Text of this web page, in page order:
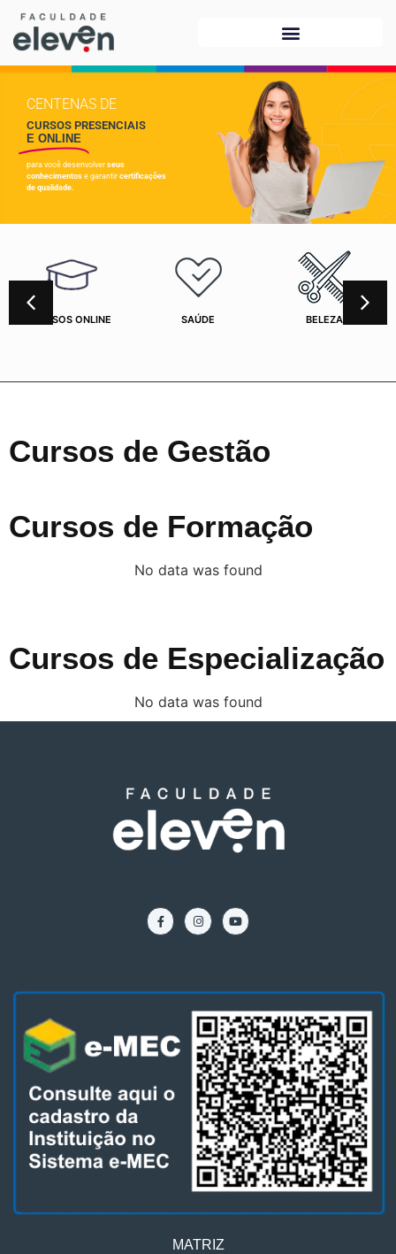
CENTENAS DE
CURSOS PRESENCIAIS
E ONLINE
para você desenvolver seus
conhecimentos e garantir certificações
de qualidade.
CURSOS ONLINE SAÚDE BELEZA
Cursos de Gestão
Cursos de Formação
No data was found
Cursos de Especialização
No data was found
MATRIZ